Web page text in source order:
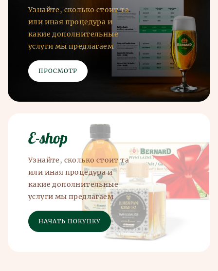
Узнайте, сколько стоит та
или иная процедура и
какие дополнительные
услуги мы предлагаем
ПРОСМОТР
E-shop
Узнайте, сколько стоит та
или иная процедура и
какие дополнительные
услуги мы предлагаем
НАЧАТЬ ПОКУПКУ